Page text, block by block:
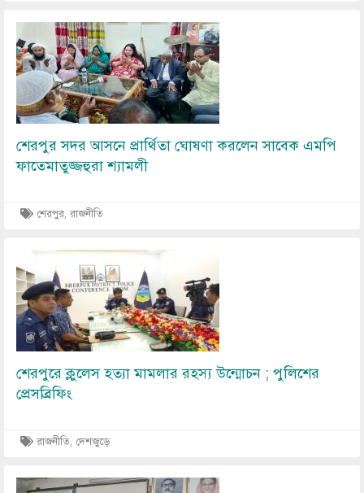
Image
শেরপুর সদর আসনে প্রার্থিতা ঘোষণা করলেন সাবেক এমপি
ফাতেমাতুজ্জহুরা শ্যামলী
শেরপুর, রাজনীতি
Image
শেরপুরে ক্লুলেস হত্যা মামলার রহস্য উন্মোচন ; পুলিশের
প্রেসব্রিফিং
রাজনীতি, দেশজুড়ে
Image